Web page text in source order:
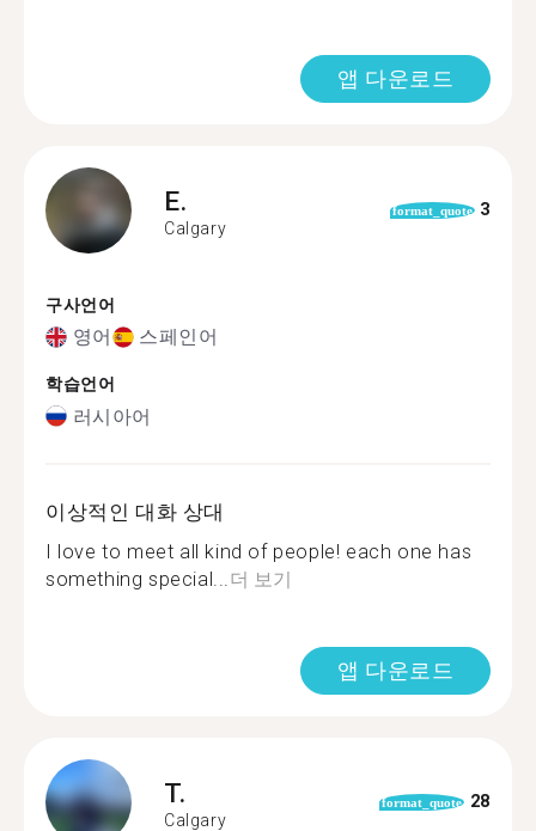
앱 다운로드
E.
Calgary
format_quote 3
구사언어
영어 스페인어
학습언어
러시아어
이상적인 대화 상대
I love to meet all kind of people! each one has
something special... 더 보기
앱 다운로드
T.
Calgary
format_quote 28